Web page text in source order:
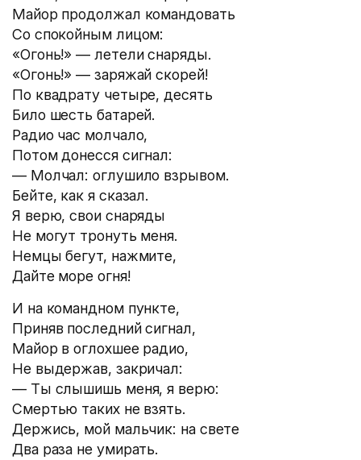
Майор продолжал командовать
Со спокойным лицом:
«Огонь!» — летели снаряды.
«Огонь!» — заряжай скорей!
По квадрату четыре, десять
Било шесть батарей.
Радио час молчало,
Потом донесся сигнал:
— Молчал: оглушило взрывом.
Бейте, как я сказал.
Я верю, свои снаряды
Не могут тронуть меня.
Немцы бегут, нажмите,
Дайте море огня!
И на командном пункте,
Приняв последний сигнал,
Майор в оглохшее радио,
Не выдержав, закричал:
— Ты слышишь меня, я верю:
Смертью таких не взять.
Держись, мой мальчик: на свете
Два раза не умирать.